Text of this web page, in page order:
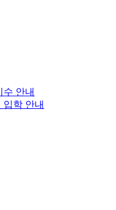
수 안내
입학 안내